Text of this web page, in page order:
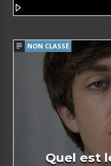
NON CLASSÉ
Quel est